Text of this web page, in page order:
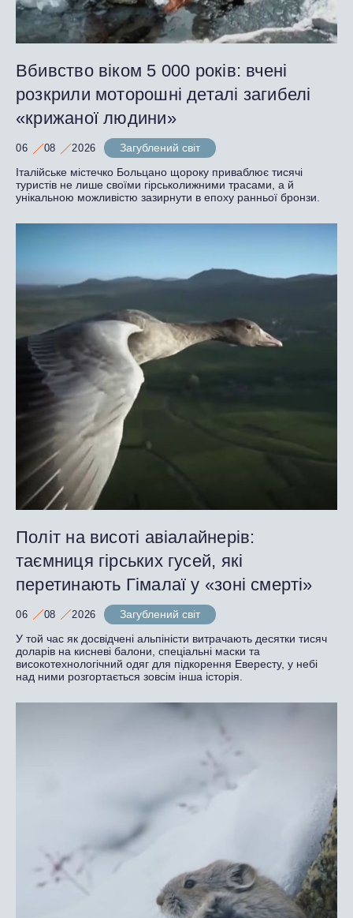
Вбивство віком 5 000 років: вчені
розкрили моторошні деталі загибелі
«крижаної людини»
06 08 2026
Загублений світ
Італійське містечко Больцано щороку приваблює тисячі
туристів не лише своїми гірськолижними трасами, а й
унікальною можливістю зазирнути в епоху ранньої бронзи.
Політ на висоті авіалайнерів:
таємниця гірських гусей, які
перетинають Гімалаї у «зоні смерті»
06 08 2026
Загублений світ
У той час як досвідчені альпіністи витрачають десятки тисяч
доларів на кисневі балони, спеціальні маски та
високотехнологічний одяг для підкорення Евересту, у небі
над ними розгортається зовсім інша історія.